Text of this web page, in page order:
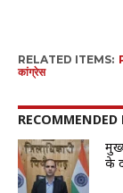
RELATED ITEMS:
कांग्रेस
RECOMMENDED
के